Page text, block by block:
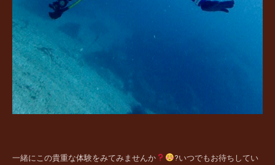
一緒にこの貴重な体験をみてみませんか
?いつでもお待ちしてい